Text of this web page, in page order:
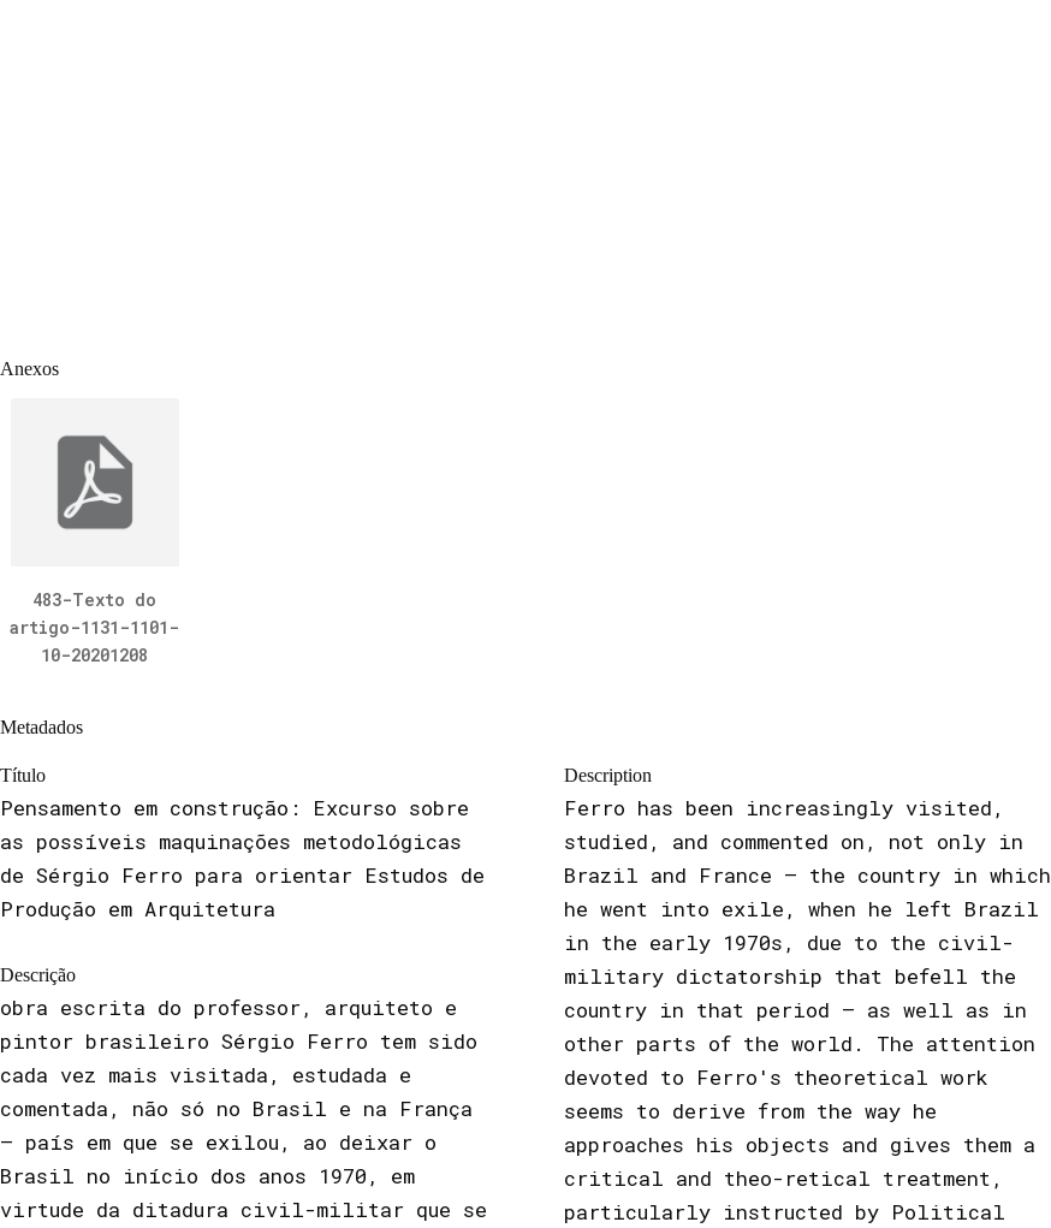
Anexos
483-Texto do
artigo-1131-1101-
10-20201208
Metadados
Título
Pensamento em construção: Excurso sobre
as possíveis maquinações metodológicas
de Sérgio Ferro para orientar Estudos de
Produção em Arquitetura
Descrição
obra escrita do professor, arquiteto e
pintor brasileiro Sérgio Ferro tem sido
cada vez mais visitada, estudada e
comentada, não só no Brasil e na França
– país em que se exilou, ao deixar o
Brasil no início dos anos 1970, em
virtude da ditadura civil-militar que se
Description
Ferro has been increasingly visited,
studied, and commented on, not only in
Brazil and France – the country in which
he went into exile, when he left Brazil
in the early 1970s, due to the civil-
military dictatorship that befell the
country in that period – as well as in
other parts of the world. The attention
devoted to Ferro's theoretical work
seems to derive from the way he
approaches his objects and gives them a
critical and theo-retical treatment,
particularly instructed by Political